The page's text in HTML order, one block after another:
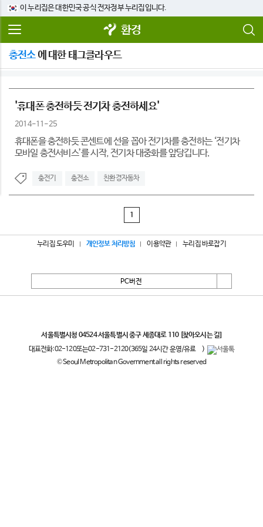
이 누리집은 대한민국 공식 전자정부 누리집입니다.
환경
충전소에 대한 태그클라우드
'휴대폰 충전하듯 전기차 충전하세요'
2014-11-25
휴대폰을 충전하듯 콘센트에 선을 꼽아 전기차를 충전하는 ‘전기차
모바일 충전서비스’를 시작, 전기차 대중화를 앞당깁니다.
충전기 충전소 친환경자동차
1
누리집 도우미 개인정보 처리방침 이용약관 누리집 바로잡기
PC버전
서울특별시청 04524 서울특별시 중구 세종대로 110 [찾아오시는 길]
대표전화:02-120또는02-731-2120(365일 24시간 운영/유료
)
© Seoul Metropolitan Government all rights reserved